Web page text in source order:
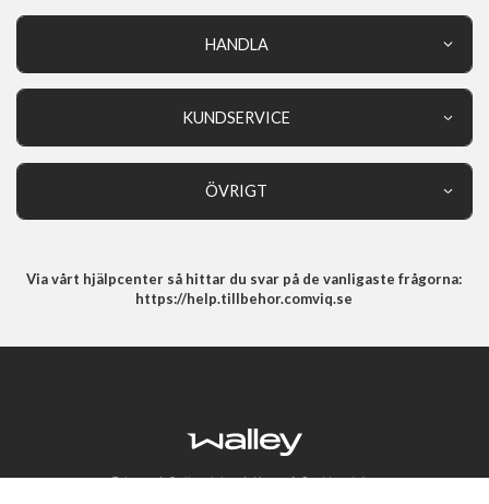
iPhone 13 Laddare, Kablar & Hörlurar
iPhone 13 Mini Laddare, Kablar & Hörlurar Puro
HANDLA
KUNDSERVICE
ÖVRIGT
Integritetspolicy
Via vårt hjälpcenter så hittar du svar på de vanligaste frågorna:
https://help.tillbehor.comviq.se